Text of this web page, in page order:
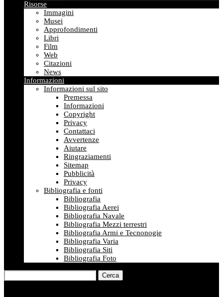
Risorse
Immagini
Musei
Approfondimenti
Libri
Film
Web
Citazioni
News
Informazioni
Informazioni sul sito
Premessa
Informazioni
Copyright
Privacy
Contattaci
Avvertenze
Aiutare
Ringraziamenti
Sitemap
Pubblicità
Privacy
Bibliografia e fonti
Bibliografia
Bibliografia Aerei
Bibliografia Navale
Bibliografia Mezzi terrestri
Bibliografia Armi e Tecnonogie
Bibliografia Varia
Bibliografia Siti
Bibliografia Foto
Cerca